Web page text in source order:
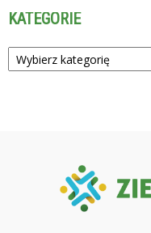
KATEGORIE
Kategorie